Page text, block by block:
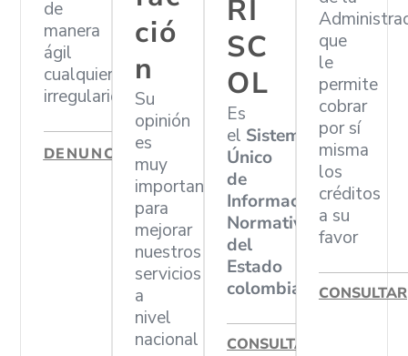
de
manera
ágil
cualquier
irregularidad
DENUNCIAR
ció
n
Su
opinión
es
muy
importante
para
mejorar
nuestros
servicios
a
nivel
nacional
RI
SC
OL
Es
el Sistema
Único
de
Información
Normativa
del
Estado
colombiano
CONSULTAR
que
le
permite
cobrar
por sí
misma
los
créditos
a su
favor
CONSULTAR